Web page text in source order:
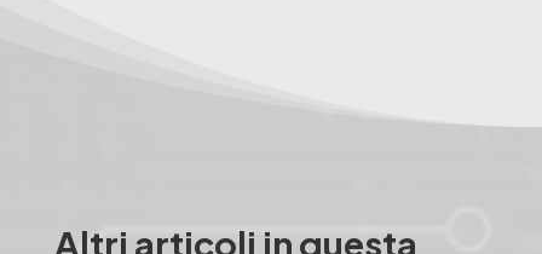
Altri articoli in questa